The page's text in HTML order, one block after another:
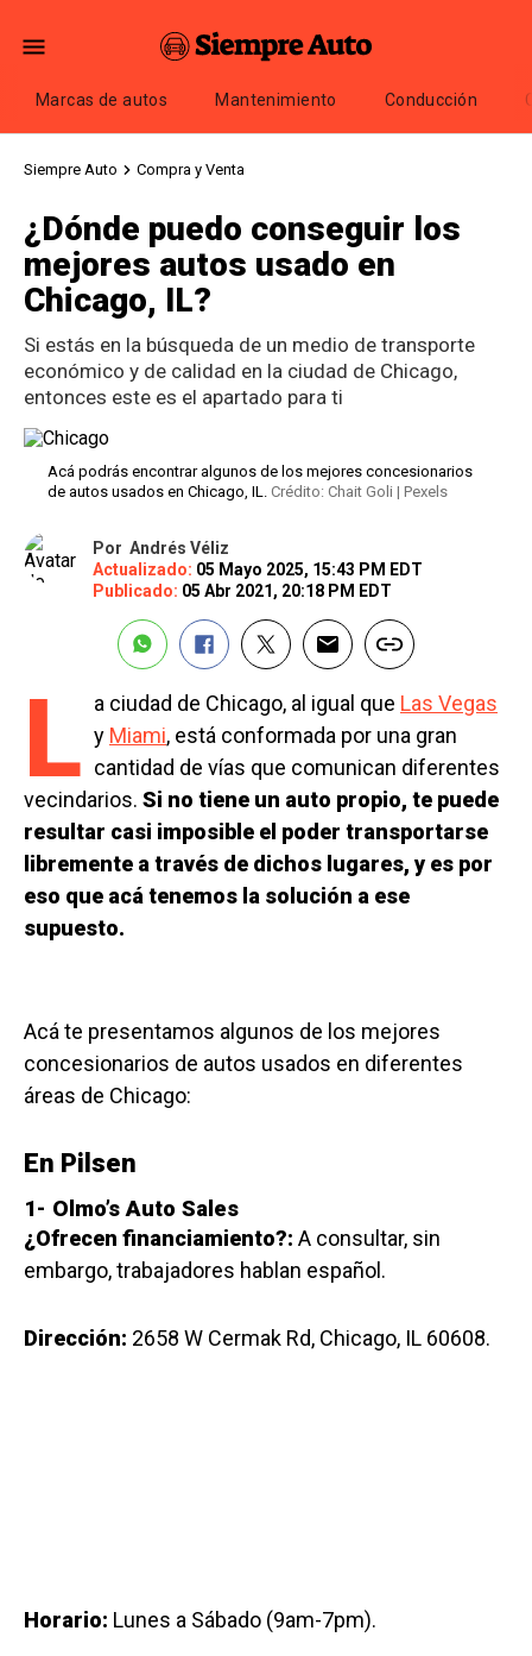
Marcas de autos Mantenimiento Conducción
Siempre Auto Compra y Venta
¿Dónde puedo conseguir los
mejores autos usado en
Chicago, IL?
Si estás en la búsqueda de un medio de transporte
económico y de calidad en la ciudad de Chicago,
entonces este es el apartado para ti
Acá podrás encontrar algunos de los mejores concesionarios
de autos usados en Chicago, IL. Crédito: Chait Goli | Pexels
Por Andrés Véliz
Actualizado: 05 Mayo 2025, 15:43 PM EDT
Publicado: 05 Abr 2021, 20:18 PM EDT
L a ciudad de Chicago, al igual que Las Vegas
y Miami, está conformada por una gran
cantidad de vías que comunican diferentes
vecindarios. Si no tiene un auto propio, te puede
resultar casi imposible el poder transportarse
libremente a través de dichos lugares, y es por
eso que acá tenemos la solución a ese
supuesto.
Acá te presentamos algunos de los mejores
concesionarios de autos usados en diferentes
áreas de Chicago:
En Pilsen
1- Olmo’s Auto Sales
¿Ofrecen financiamiento?: A consultar, sin
embargo, trabajadores hablan español.
Dirección: 2658 W Cermak Rd, Chicago, IL 60608.
Horario: Lunes a Sábado (9am-7pm).